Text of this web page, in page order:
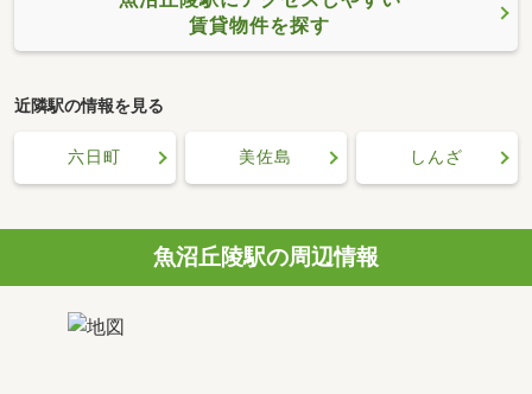
賃貸物件を探す
近隣駅の情報を見る
六日町 美佐島 しんざ
魚沼丘陵駅の周辺情報